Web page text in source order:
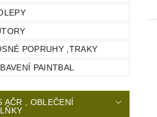
POPRUHY ,TRAKY
PAINTBAL
AČR , OBLEČENÍ